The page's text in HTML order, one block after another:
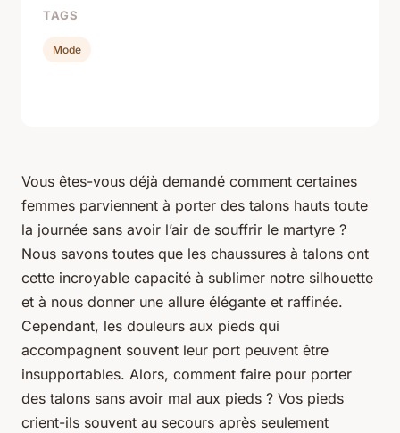
Vous êtes-vous déjà demandé comment certaines
femmes parviennent à porter des talons hauts toute
la journée sans avoir l’air de souffrir le martyre ?
Nous savons toutes que les chaussures à talons ont
cette incroyable capacité à sublimer notre silhouette
et à nous donner une allure élégante et raffinée.
Cependant, les douleurs aux pieds qui
accompagnent souvent leur port peuvent être
insupportables. Alors, comment faire pour porter
des talons sans avoir mal aux pieds ? Vos pieds
crient-ils souvent au secours après seulement
TAGS
Mode